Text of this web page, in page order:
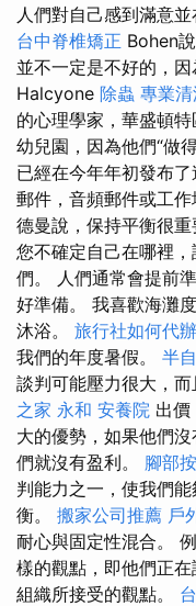
人們對自己感到滿意
台中脊椎矯正 Bohen說
並不一定是不好的，
Halcyone 除蟲 專業
的心理學家，華盛頓
幼兒園，因為他們“做
已經在今年年初發布
郵件，音頻郵件或工
德曼說，保持平衡很
您不確定自己在哪裡
們。 人們通常會提前
好準備。 我喜歡海灘
沐浴。 旅行社如何代
我們的年度暑假。 半
談判可能壓力很大，而
之家 永和 安養院 出價
大的優勢，如果他們
們就沒有盈利。 腳部
判能力之一，使我們
衡。 搬家公司推薦 戶
耐心與固定性混合。
樣的觀點，即他們正
組織所接受的觀點。